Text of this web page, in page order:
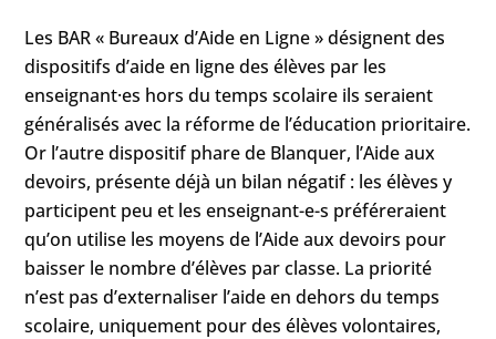
Les BAR « Bureaux d’Aide en Ligne » désignent des
dispositifs d’aide en ligne des élèves par les
enseignant·es hors du temps scolaire ils seraient
généralisés avec la réforme de l’éducation prioritaire.
Or l’autre dispositif phare de Blanquer, l’Aide aux
devoirs, présente déjà un bilan négatif : les élèves y
participent peu et les enseignant-e-s préféreraient
qu’on utilise les moyens de l’Aide aux devoirs pour
baisser le nombre d’élèves par classe. La priorité
n’est pas d’externaliser l’aide en dehors du temps
scolaire, uniquement pour des élèves volontaires,